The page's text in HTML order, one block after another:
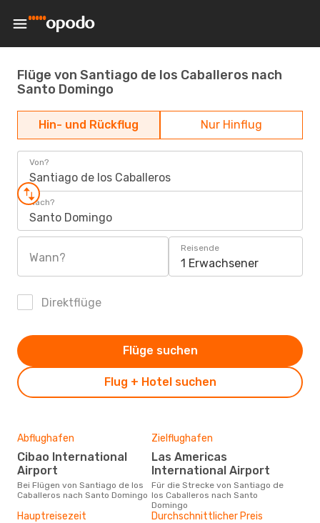
Flüge von Santiago de los Caballeros nach
Santo Domingo
Hin- und Rückflug Nur Hinflug
Von?
Santiago de los Caballeros
Nach?
Santo Domingo
Wann?
Reisende
1 Erwachsener
Direktflüge
Flug + Hotel suchen
Flüge suchen
Abflughafen
Cibao International
Airport
Bei Flügen von Santiago de los
Caballeros nach Santo Domingo
Zielflughafen
Las Americas
International Airport
Für die Strecke von Santiago de
los Caballeros nach Santo
Domingo
Hauptreisezeit Durchschnittlicher Preis